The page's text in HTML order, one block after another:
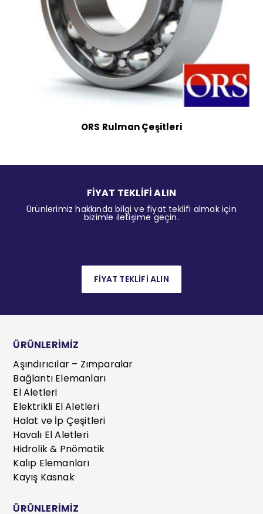
ORS Rulman Çeşitleri
FİYAT TEKLİFİ ALIN
Ürünlerimiz hakkında bilgi ve fiyat teklifi almak için
bizimle iletişime geçin.
FİYAT TEKLİFİ ALIN
ÜRÜNLERİMİZ
Aşındırıcılar – Zımparalar
Bağlantı Elemanları
El Aletleri
Elektrikli El Aletleri
Halat ve İp Çeşitleri
Havalı El Aletleri
Hidrolik & Pnömatik
Kalıp Elemanları
Kayış Kasnak
ÜRÜNLERİMİZ